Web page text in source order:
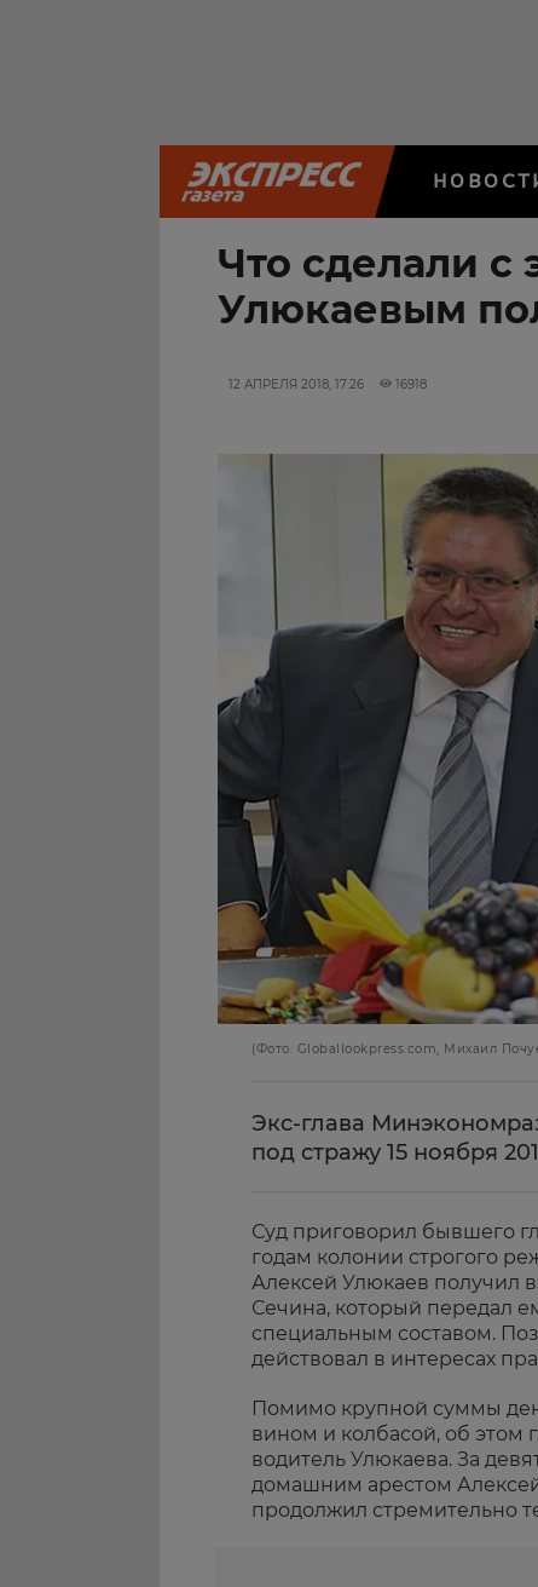
Что сделали с
Улюкаевым
12 АПРЕЛЯ 2018, 17:26 16918
(Фото: Globallookpress.com, Михаил
Экс-глава
под стражу 15 ноября
Суд приговорил бывшего
годам колонии строгого
Алексей Улюкаев получил
Сечина, который передал
специальным составом.
действовал в интересах
Помимо крупной суммы
вином и колбасой, об этом
водитель Улюкаева. За
домашним арестом
продолжил стремительно